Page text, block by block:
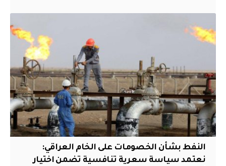
النفط بشأن الخصومات على الخام العراقي:
نعتمد سياسة سعرية تنافسية تضمن اختيار